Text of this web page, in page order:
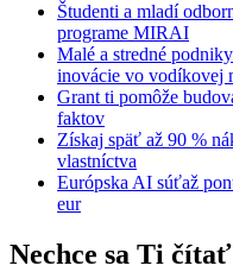
Študenti a mladí
programe MIRAI
Malé a stredné
inovácie vo vodíkovej
Grant ti pomôže
faktov
Získaj späť až 90 %
vlastníctva
Európska AI súťaž
eur
Nechce sa Ti